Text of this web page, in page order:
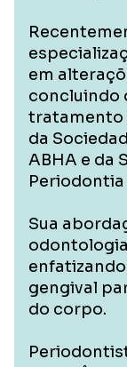
em
concluindo
tratamento
da
ABHA e da
Periodontia
Sua
gengival
do corpo.